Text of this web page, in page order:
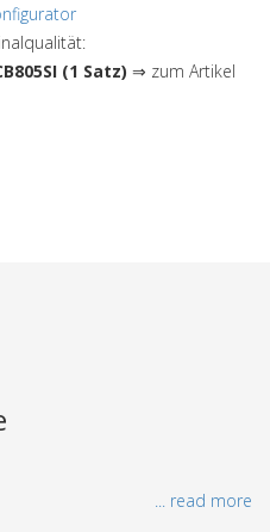
(1 Satz) ⇒ zum Artikel
... read more